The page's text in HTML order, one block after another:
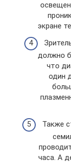
экране
должно
что
один
Также
часа. А